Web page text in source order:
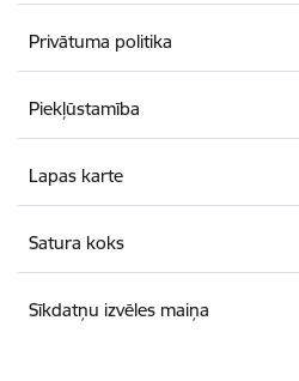
Privātuma politika
Piekļūstamība
Lapas karte
Satura koks
Sīkdatņu izvēles maiņa